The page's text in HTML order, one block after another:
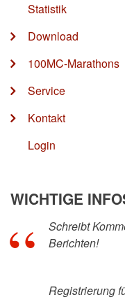
Statistik
Download
100MC-Marathons
Service
Kontakt
Login
WICHTIGE
Schreibt
Berichten!
Registrierung